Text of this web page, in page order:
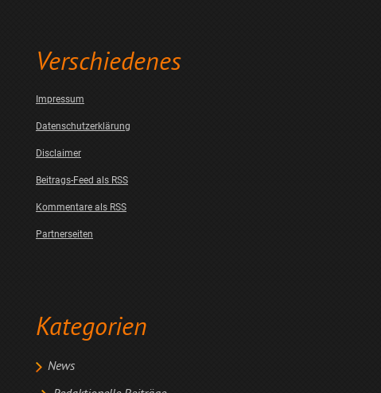
Verschiedenes
Impressum
Datenschutzerklärung
Disclaimer
Beitrags-Feed als RSS
Kommentare als RSS
Partnerseiten
Kategorien
News